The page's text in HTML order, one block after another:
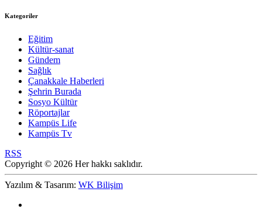
Kategoriler
Eğitim
Kültür-sanat
Gündem
Sağlık
Çanakkale Haberleri
Şehrin Burada
Sosyo Kültür
Röportajlar
Kampüs Life
Kampüs Tv
RSS
Copyright © 2026 Her hakkı saklıdır.
Yazılım & Tasarım: WK Bilişim